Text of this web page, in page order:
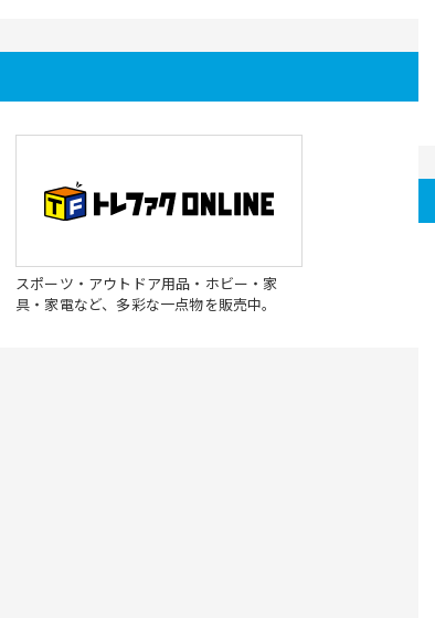
スポーツ・アウトドア用品・ホビー・家
具・家電など、多彩な一点物を販売中。